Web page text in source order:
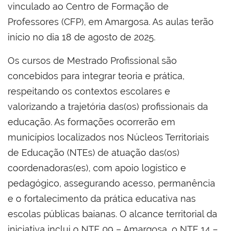
vinculado ao Centro de Formação de
Professores (CFP), em Amargosa. As aulas terão
início no dia 18 de agosto de 2025.
Os cursos de Mestrado Profissional são
concebidos para integrar teoria e prática,
respeitando os contextos escolares e
valorizando a trajetória das(os) profissionais da
educação. As formações ocorrerão em
municípios localizados nos Núcleos Territoriais
de Educação (NTEs) de atuação das(os)
coordenadoras(es), com apoio logístico e
pedagógico, assegurando acesso, permanência
e o fortalecimento da prática educativa nas
escolas públicas baianas. O alcance territorial da